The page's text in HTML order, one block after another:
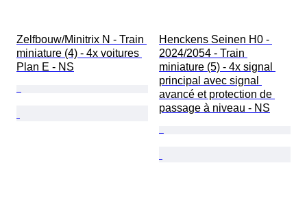
Zelfbouw/Minitrix N - Train
miniature (4) - 4x voitures
Plan E - NS
Henckens Seinen H0 -
2024/2054 - Train
miniature (5) - 4x signal
principal avec signal
avancé et protection de
passage à niveau - NS